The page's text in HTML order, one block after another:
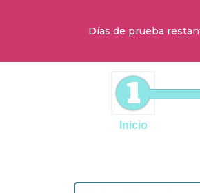
Días de prueba
1
Inicio